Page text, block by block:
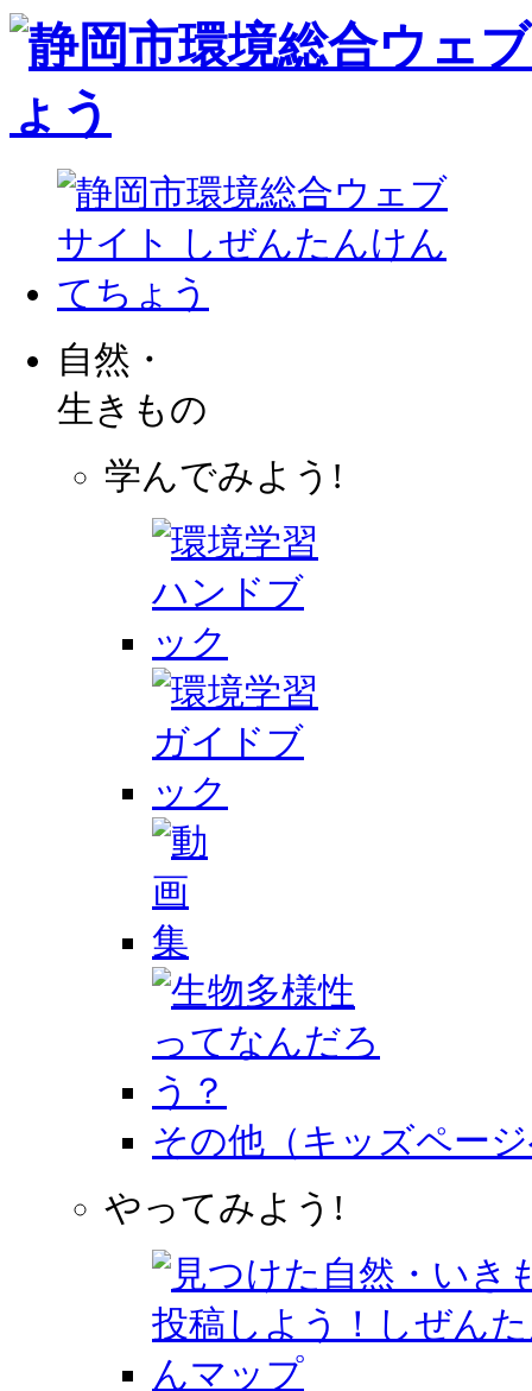
自然・
生きもの
学んでみよう!
その他（キッズペー
やってみよう!